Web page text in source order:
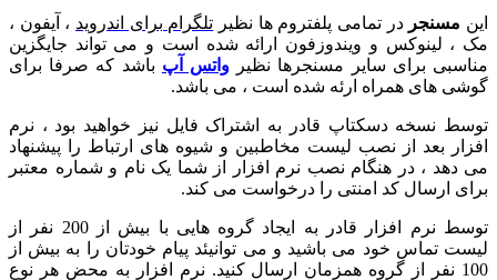
در تمامی پلفتروم ها نظیر تلگرام برای اندروید ، آیفون ،
لینوکس و ویندوزفون ارائه شده است و می تواند جایگزین
برای سایر مسنجرها نظیرواتس آپباشد که صرفا برای
های همراه ارئه شده است ، می باشد.
نسخه دسکتاپ قادر به اشتراک فایل نیز خواهید بود ، نرم
بعد از نصب لیست مخاطبین و شیوه های ارتباط را پیشنهاد
، در هنگام نصب نرم افزار از شما یک نام و شماره معتبر
ارسال کد امنتی را درخواست می کند.
توسط نرم افزار قادر به ایجاد گروه هایی با بیش از 200 نفر از
تماس خود می باشید و می توانیئد پیام خودتان را به بیش از
نفر از گروه همزمان ارسال کنید. نرم افزار به محض هر نوع